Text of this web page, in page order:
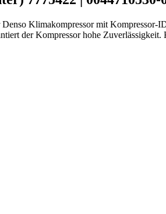
Klimakompressor mit Kompressor-
der Kompressor hohe